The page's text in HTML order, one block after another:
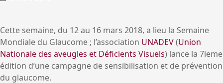
Cette semaine, du 12 au 16 mars 2018, a lieu la Semaine
Mondiale du Glaucome ; l’association UNADEV(Union
Nationale des aveugles et Déficients Visuels) lance la 7ieme
édition d’une campagne de sensibilisation et de prévention
du glaucome.